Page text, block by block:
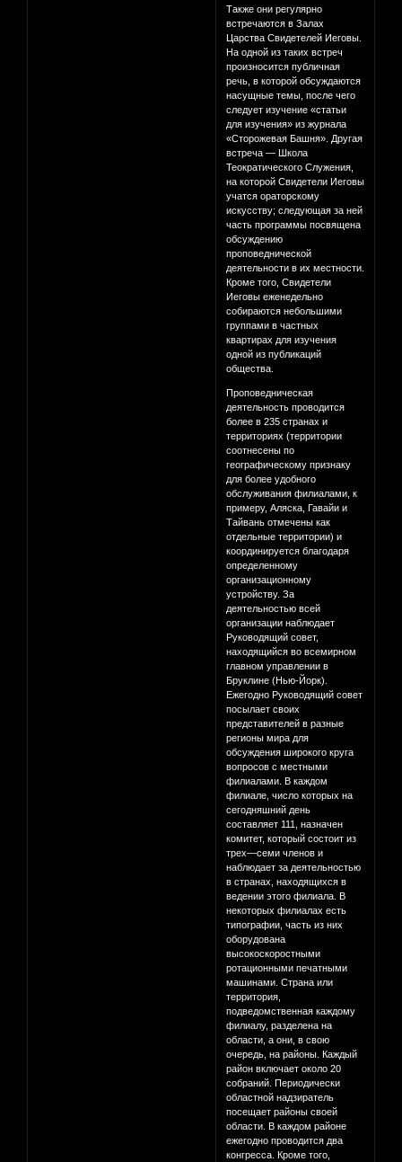
Также они регулярно
встречаются в Залах
Царства Свидетелей Иеговы.
На одной из таких встреч
произносится публичная
речь, в которой обсуждаются
насущные темы, после чего
следует изучение «статьи
для изучения» из журнала
«Сторожевая Башня». Другая
встреча — Школа
Теократического Служения,
на которой Свидетели Иеговы
учатся ораторскому
искусству; следующая за ней
часть программы посвящена
обсуждению
проповеднической
деятельности в их местности.
Кроме того, Свидетели
Иеговы еженедельно
собираются небольшими
группами в частных
квартирах для изучения
одной из публикаций
общества.
Проповедническая
деятельность проводится
более в 235 странах и
территориях (территории
соотнесены по
географическому признаку
для более удобного
обслуживания филиалами, к
примеру, Аляска, Гавайи и
Тайвань отмечены как
отдельные территории) и
координируется благодаря
определенному
организационному
устройству. За
деятельностью всей
организации наблюдает
Руководящий совет,
находящийся во всемирном
главном управлении в
Бруклине (Нью-Йорк).
Ежегодно Руководящий совет
посылает своих
представителей в разные
регионы мира для
обсуждения широкого круга
вопросов с местными
филиалами. В каждом
филиале, число которых на
сегодняшний день
составляет 111, назначен
комитет, который состоит из
трех—семи членов и
наблюдает за деятельностью
в странах, находящихся в
ведении этого филиала. В
некоторых филиалах есть
типографии, часть из них
оборудована
высокоскоростными
ротационными печатными
машинами. Страна или
территория,
подведомственная каждому
филиалу, разделена на
области, а они, в свою
очередь, на районы. Каждый
район включает около 20
собраний. Периодически
областной надзиратель
посещает районы своей
области. В каждом районе
ежегодно проводится два
конгресса. Кроме того,